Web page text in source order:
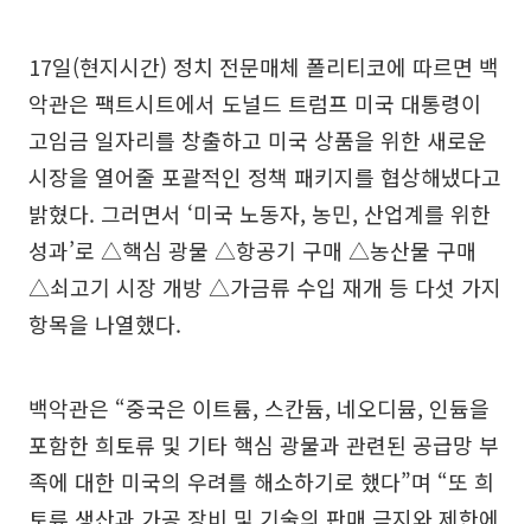
17일(현지시간) 정치 전문매체 폴리티코에 따르면 백
악관은 팩트시트에서 도널드 트럼프 미국 대통령이
고임금 일자리를 창출하고 미국 상품을 위한 새로운
시장을 열어줄 포괄적인 정책 패키지를 협상해냈다고
밝혔다. 그러면서 ‘미국 노동자, 농민, 산업계를 위한
성과’로 △핵심 광물 △항공기 구매 △농산물 구매
△쇠고기 시장 개방 △가금류 수입 재개 등 다섯 가지
항목을 나열했다.
백악관은 “중국은 이트륨, 스칸듐, 네오디뮴, 인듐을
포함한 희토류 및 기타 핵심 광물과 관련된 공급망 부
족에 대한 미국의 우려를 해소하기로 했다”며 “또 희